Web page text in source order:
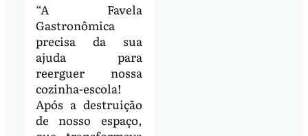
“A Favela
Gastronômica
precisa da sua
ajuda para
reerguer nossa
cozinha-escola!
Após a destruição
de nosso espaço,